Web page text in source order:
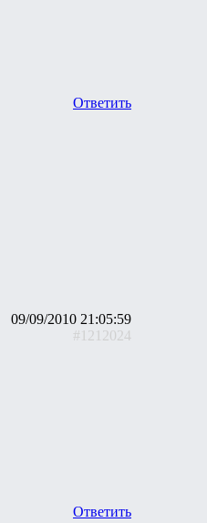
Ответить
09/09/2010 21:05:59
#1212024
Ответить